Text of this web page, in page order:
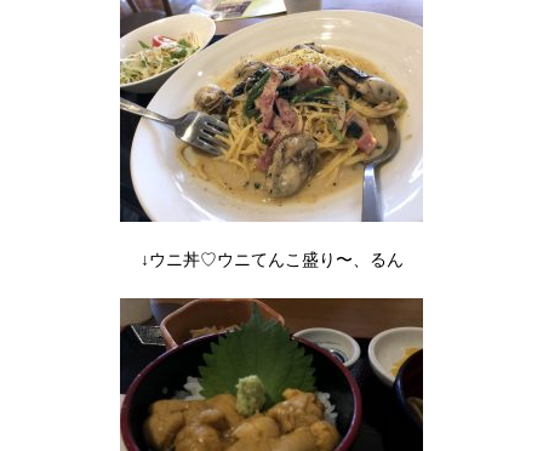
↓ウニ丼♡ウニてんこ盛り〜、るん